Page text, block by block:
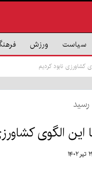
سیاست ورزش
کشاورزی نابود کردیم
این الگوی